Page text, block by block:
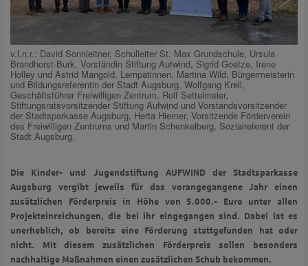
v.l.n.r.: David Sonnleitner, Schulleiter St. Max Grundschule, Ursula
Brandhorst-Burk, Vorständin Stiftung Aufwind, Sigrid Goetze, Irene
Holley und Astrid Mangold, Lernpatinnen, Martina Wild, Bürgermeisterin
und Bildungsreferentin der Stadt Augsburg, Wolfgang Krell,
Geschäftsführer Freiwilligen Zentrum, Rolf Settelmeier,
Stiftungsratsvorsitzender Stiftung Aufwind und Vorstandsvorsitzender
der Stadtsparkasse Augsburg, Herta Hiemer, Vorsitzende Förderverein
des Freiwilligen Zentrums und Martin Schenkelberg, Sozialreferent der
Stadt Augsburg.
Die Kinder- und Jugendstiftung AUFWIND der Stadtsparkasse
Augsburg vergibt jeweils für das vorangegangene Jahr einen
zusätzlichen Förderpreis in Höhe von 5.000.- Euro unter allen
Projekteinreichungen, die bei ihr eingegangen sind. Dabei ist es
unerheblich, ob bereits eine Förderung stattgefunden hat oder
nicht. Mit diesem zusätzlichen Förderpreis sollen besonders
nachhaltige Maßnahmen einen zusätzlichen Schub bekommen.